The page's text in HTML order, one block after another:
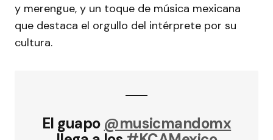
y merengue, y un toque de música mexicana
que destaca el orgullo del intérprete por su
cultura.
El guapo @musicmandomx